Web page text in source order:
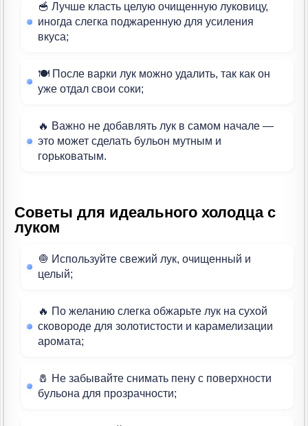
🥣 Лучше класть целую очищенную луковицу,
иногда слегка поджаренную для усиления
вкуса;
🍽 После варки лук можно удалить, так как он
уже отдал свои соки;
🔥 Важно не добавлять лук в самом начале —
это может сделать бульон мутным и
горьковатым.
Советы для идеального холодца с
луком
🧅 Используйте свежий лук, очищенный и
целый;
🔥 По желанию слегка обжарьте лук на сухой
сковороде для золотистости и карамелизации
аромата;
🧂 Не забывайте снимать пену с поверхности
бульона для прозрачности;